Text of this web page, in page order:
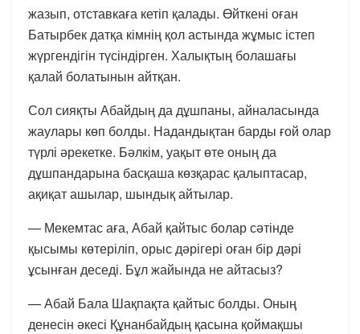
жазып, отставкаға кетіп қалады. Өйткені оған
Батырбек датқа кімнің қол астында жұмыс істеп
жүргендігін түсіндірген. Халықтың болашағы
қалай болатынын айтқан.
Сол сияқты Абайдың да дұшпаны, айналасында
жаулары көп болды. Надандықтан барды ғой олар
түрлі әрекетке. Бәлкім, уақыт өте оның да
дұшпандарына басқаша көзқарас қалыптасар,
ақиқат ашылар, шындық айтылар.
— Мекемтас аға, Абай қайтыс болар сәтінде
қысымы көтеріліп, орыс дәрігері оған бір дәрі
ұсынған деседі. Бұл жайында не айтасыз?
— Абай Бала Шақпақта қайтыс болды. Оның
денесін әкесі Құнанбайдың қасына қоймақшы